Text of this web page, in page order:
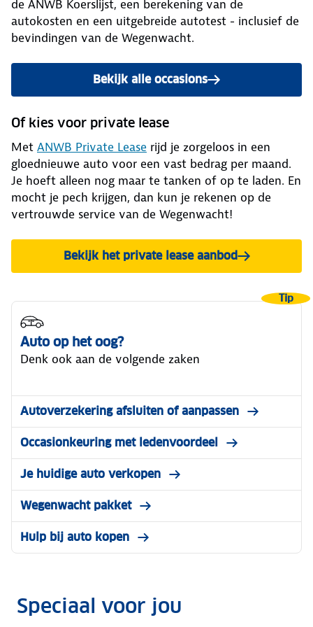
de ANWB Koerslijst, een berekening van de
autokosten en een uitgebreide autotest - inclusief de
bevindingen van de Wegenwacht.
Bekijk alle occasions
Of kies voor private lease
Met ANWB Private Lease rijd je zorgeloos in een
gloednieuwe auto voor een vast bedrag per maand.
Je hoeft alleen nog maar te tanken of op te laden. En
mocht je pech krijgen, dan kun je rekenen op de
vertrouwde service van de Wegenwacht!
Bekijk het private lease aanbod
Tip
Auto op het oog?
Denk ook aan de volgende zaken
Autoverzekering afsluiten of aanpassen
Occasionkeuring met ledenvoordeel
Je huidige auto verkopen
Wegenwacht pakket
Hulp bij auto kopen
Speciaal voor jou